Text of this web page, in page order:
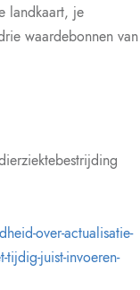
landkaart, je
waardebonnen van
over-actualisatie-
tijdig-juist-invoeren-